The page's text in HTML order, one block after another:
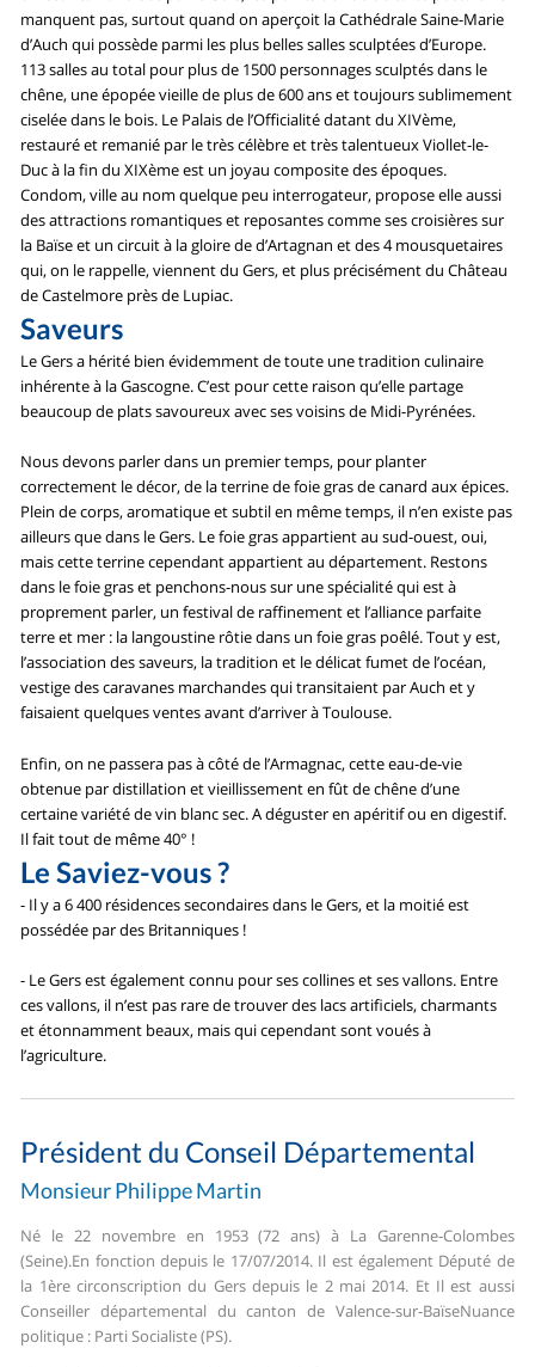
manquent pas, surtout quand on aperçoit la Cathédrale Saine-Marie
d’Auch qui possède parmi les plus belles salles sculptées d’Europe.
113 salles au total pour plus de 1500 personnages sculptés dans le
chêne, une épopée vieille de plus de 600 ans et toujours sublimement
ciselée dans le bois. Le Palais de l’Officialité datant du XIVème,
restauré et remanié par le très célèbre et très talentueux Viollet-le-
Duc à la fin du XIXème est un joyau composite des époques.
Condom, ville au nom quelque peu interrogateur, propose elle aussi
des attractions romantiques et reposantes comme ses croisières sur
la Baïse et un circuit à la gloire de d’Artagnan et des 4 mousquetaires
qui, on le rappelle, viennent du Gers, et plus précisément du Château
de Castelmore près de Lupiac.
Saveurs
Le Gers a hérité bien évidemment de toute une tradition culinaire
inhérente à la Gascogne. C’est pour cette raison qu’elle partage
beaucoup de plats savoureux avec ses voisins de Midi-Pyrénées.
Nous devons parler dans un premier temps, pour planter
correctement le décor, de la terrine de foie gras de canard aux épices.
Plein de corps, aromatique et subtil en même temps, il n’en existe pas
ailleurs que dans le Gers. Le foie gras appartient au sud-ouest, oui,
mais cette terrine cependant appartient au département. Restons
dans le foie gras et penchons-nous sur une spécialité qui est à
proprement parler, un festival de raffinement et l’alliance parfaite
terre et mer : la langoustine rôtie dans un foie gras poêlé. Tout y est,
l’association des saveurs, la tradition et le délicat fumet de l’océan,
vestige des caravanes marchandes qui transitaient par Auch et y
faisaient quelques ventes avant d’arriver à Toulouse.
Enfin, on ne passera pas à côté de l’Armagnac, cette eau-de-vie
obtenue par distillation et vieillissement en fût de chêne d’une
certaine variété de vin blanc sec. A déguster en apéritif ou en digestif.
Il fait tout de même 40° !
Le Saviez-vous ?
- Il y a 6 400 résidences secondaires dans le Gers, et la moitié est
possédée par des Britanniques !
- Le Gers est également connu pour ses collines et ses vallons. Entre
ces vallons, il n’est pas rare de trouver des lacs artificiels, charmants
et étonnamment beaux, mais qui cependant sont voués à
l’agriculture.
Président du Conseil Départemental
Monsieur Philippe Martin
Né le 22 novembre en 1953 (72 ans) à La Garenne-Colombes
(Seine).En fonction depuis le 17/07/2014. Il est également Député de
la 1ère circonscription du Gers depuis le 2 mai 2014. Et Il est aussi
Conseiller départemental du canton de Valence-sur-BaïseNuance
politique : Parti Socialiste (PS).